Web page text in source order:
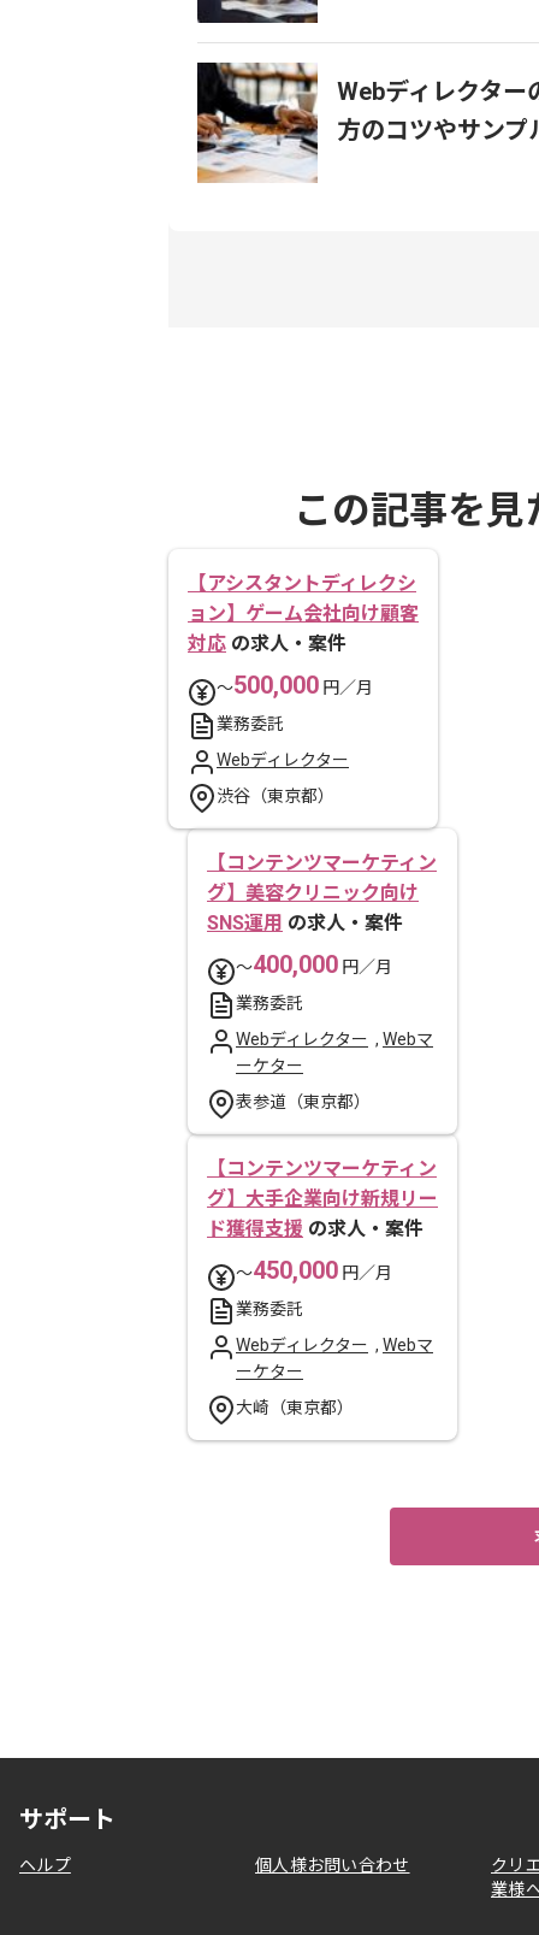
Webディレクター
方のコツやサンプ
この記事を
【アシスタントディレクシ
ョン】ゲーム会社向け顧客
対応 の求人・案件
〜500,000 円／月
業務委託
Webディレクター
渋谷（東京都）
【コンテンツマーケティン
グ】美容クリニック向け
SNS運用 の求人・案件
〜400,000 円／月
業務委託
Webディレクター , Webマ
ーケター
表参道（東京都）
【コンテンツマーケティン
グ】大手企業向け新規リー
ド獲得支援 の求人・案件
〜450,000 円／月
業務委託
Webディレクター , Webマ
ーケター
大崎（東京都）
サポート
ヘルプ 個人様お問い合わせ
クリ
業様